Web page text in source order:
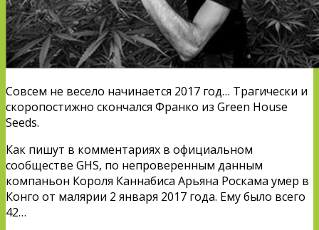
Совсем не весело начинается 2017 год… Трагически и
скоропостижно скончался Франко из Green House
Seeds.
Как пишут в комментариях в официальном
сообществе GHS, по непроверенным данным
компаньон Короля Каннабиса Арьяна Роскама умер в
Конго от малярии 2 января 2017 года. Ему было всего
42…